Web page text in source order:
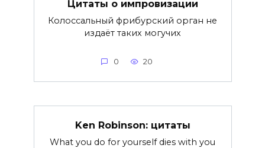
Цитаты о импровизации
Колоссальный фрибурский орган не
издаёт таких могучих
0 20
Ken Robinson: цитаты
What you do for yourself dies with you